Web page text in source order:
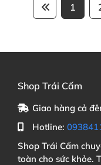
1
Shop Trái Cấm
Giao hàng cả
Hotline:
Shop Trái Cấm
toàn cho sức khỏe.